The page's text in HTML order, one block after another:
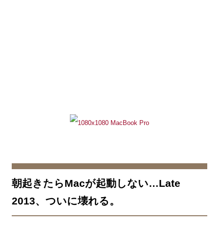
朝起きたらMacが起動しない…Late
2013、ついに壊れる。